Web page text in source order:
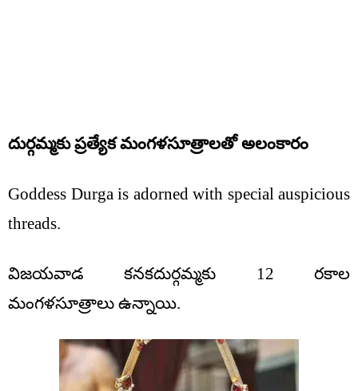
దుర్గమ్మకు ప్రత్యేక మంగళసూత్రాలతో అలంకారం
Goddess Durga is adorned with special auspicious
threads.
విజయవాడ కనకదుర్గమ్మకు 12 రకాల
మంగళసూత్రాలు ఉన్నాయి.